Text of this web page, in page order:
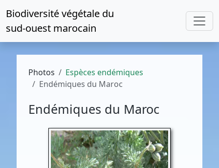
Biodiversité végétale du
sud-ouest marocain
Photos
Espèces endémiques
Endémiques du Maroc
Endémiques du Maroc